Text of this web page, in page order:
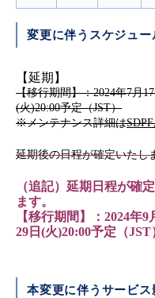
変更に伴うスケジュー
【延期】
【移行期間】：2024年7月
(火)20:00予定（JST）
※メンテナンス詳細は
延期後の日程が確定いたし
（追記）延期日程が確
ます。
【移行期間】：2024年
29日(火)20:00予定（JST
本変更に伴うサービス